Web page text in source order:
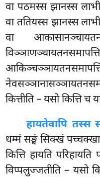
वा पठमस्स झानस्स
वा ततियस्स झानस्स
वा
कित्तीति – यसो कित्ति च
हायतेवापि तस्स
धम्मं सङ्घं सिक्खं
कित्ति हायति परिहायति
विप्पलुज्जतीति – यसो